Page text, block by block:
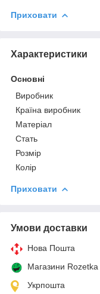
Приховати
Характеристики
Основні
Виробник
Країна виробник
Матеріал
Стать
Розмір
Колір
Приховати
Умови доставки
Нова Пошта
Магазини Rozetka
Укрпошта